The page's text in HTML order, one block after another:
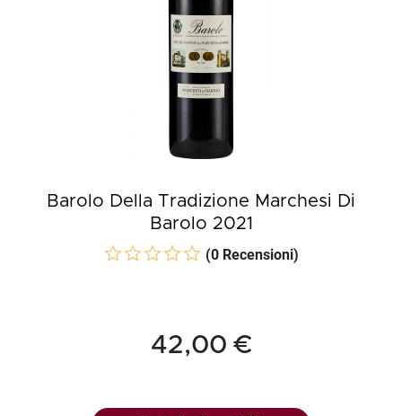
Barolo Della Tradizione Marchesi Di
Barolo 2021
(0 Recensioni)
42,00 €